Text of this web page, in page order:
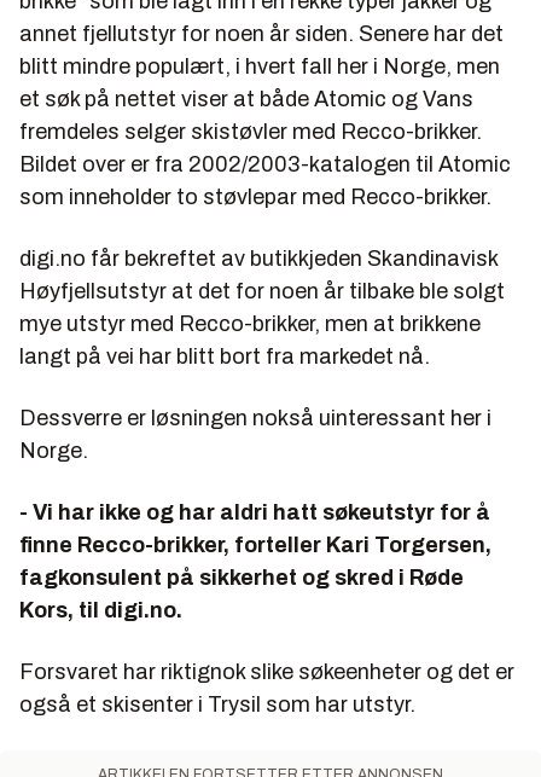
annet fjellutstyr for noen år siden. Senere har det
blitt mindre populært, i hvert fall her i Norge, men
et søk på nettet viser at både Atomic og Vans
fremdeles selger skistøvler med Recco-brikker.
Bildet over er fra 2002/2003-katalogen til Atomic
som inneholder to støvlepar med Recco-brikker.
digi.no får bekreftet av butikkjeden Skandinavisk
Høyfjellsutstyr at det for noen år tilbake ble solgt
mye utstyr med Recco-brikker, men at brikkene
langt på vei har blitt bort fra markedet nå.
Dessverre er løsningen nokså uinteressant her i
Norge.
- Vi har ikke og har aldri hatt søkeutstyr for å
finne Recco-brikker, forteller Kari Torgersen,
fagkonsulent på sikkerhet og skred i Røde
Kors, til digi.no.
Forsvaret har riktignok slike søkeenheter og det er
også et skisenter i Trysil som har utstyr.